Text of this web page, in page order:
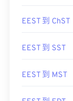
EEST 到 ChST
EEST 到 SST
EEST 到 MST